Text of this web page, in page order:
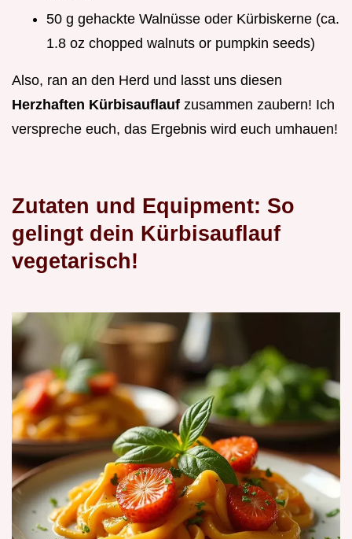
50 g gehackte Walnüsse oder Kürbiskerne (ca.
1.8 oz chopped walnuts or pumpkin seeds)
Also, ran an den Herd und lasst uns diesen
Herzhaften Kürbisauflauf zusammen zaubern! Ich
verspreche euch, das Ergebnis wird euch umhauen!
Zutaten und Equipment: So
gelingt dein Kürbisauflauf
vegetarisch!